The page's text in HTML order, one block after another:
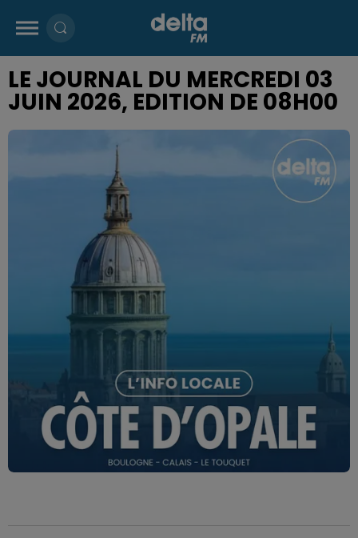
LE JOURNAL DU MERCREDI 03
JUIN 2026, EDITION DE 08H00